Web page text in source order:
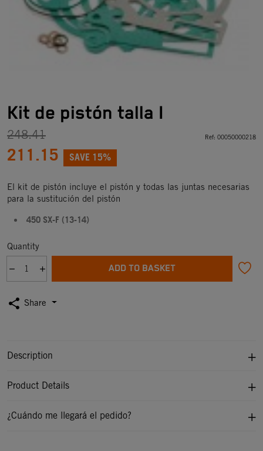
Kit de pistón talla I
248.41
211.15 SAVE 15%
Ref: 00050000218
El kit de pistón incluye el pistón y todas las juntas necesarias
para la sustitución del pistón
450 SX-F (13-14)
Quantity
ADD TO BASKET
share Share
Description
Product Details
¿Cuándo me llegará el pedido?